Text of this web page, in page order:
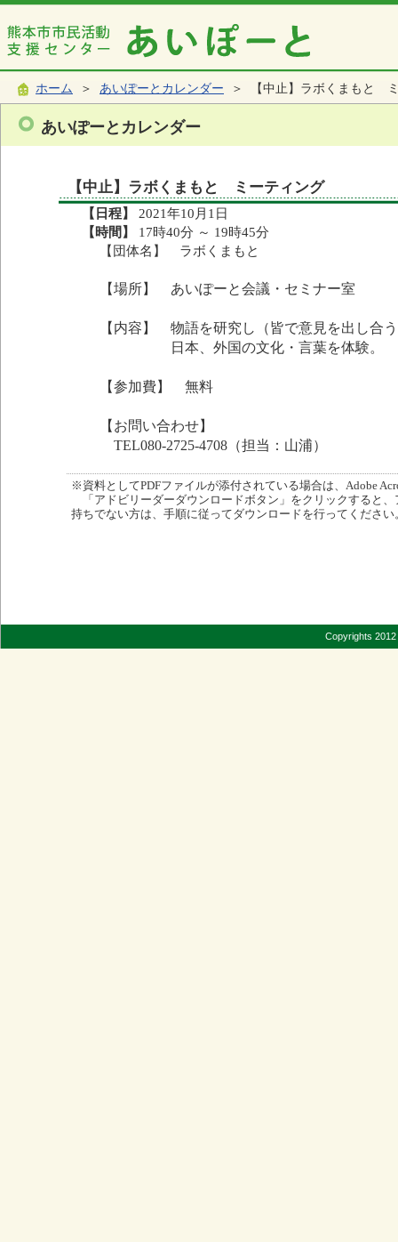
ホーム ＞ あいぽーとカレンダー ＞ 【中止】ラボくまもと
あいぽーとカレンダー
【中止】ラボくまもと ミーティング
【日程】
2021年10月1日
【時間】
17時40分 ～ 19時45分
【団体名】 ラボくまもと
【場所】 あいぽーと会議・セミナー室
【内容】 物語を研究し（皆で意見を出し合
日本、外国の文化・言葉を体験。
【参加費】 無料
【お問い合わせ】
TEL080-2725-4708（担当：山浦）
※資料としてPDFファイルが添付されている場合は、Adobe
「アドビリーダーダウンロードボタン」をクリックすると
持ちでない方は、手順に従ってダウンロードを行ってください
Copyrights